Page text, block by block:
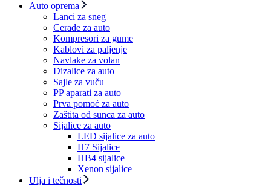
Auto oprema
Lanci za sneg
Cerade za auto
Kompresori za gume
Kablovi za paljenje
Navlake za volan
Dizalice za auto
Sajle za vuču
PP aparati za auto
Prva pomoć za auto
Zaštita od sunca za auto
Sijalice za auto
LED sijalice za auto
H7 Sijalice
HB4 sijalice
Xenon sijalice
Ulja i tečnosti